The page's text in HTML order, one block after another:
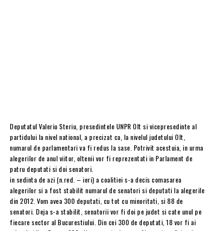
Deputatul Valeriu Steriu, presedintele UNPR Olt si vicepresedinte al
partidului la nivel national, a precizat ca, la nivelul judetului Olt,
numarul de parlamentari va fi redus la sase. Potrivit acestuia, in urma
alegerilor de anul viitor, oltenii vor fi reprezentati in Parlament de
patru deputati si doi senatori.
in sedinta de azi (n.red. – ieri) a coalitiei s-a decis comasarea
alegerilor si a fost stabilit numarul de senatori si deputati la alegerile
din 2012. Vom avea 300 deputati, cu tot cu minoritati, si 88 de
senatori. Deja s-a stabilit, senatorii vor fi doi pe judet si cate unul pe
fiecare sector al Bucurestiului. Din cei 300 de deputati, 18 vor fi ai